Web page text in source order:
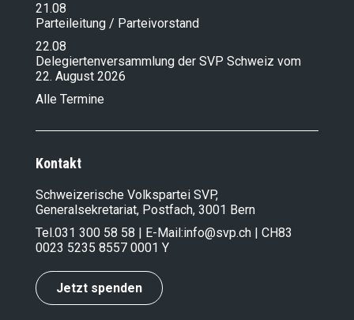
sowie im Bereich der Ein-, Durch- und
Ausfuhr von Tieren und Tierprodukten
Dringend notwendige Erhöhung der
landwirtschaftlichen
Produzentenpreise
Die anderen Parteien wollen das
preisgeben: Die konkreten Nachteile
des geplanten EU-
Unterwerfungsvertrags
Die anderen Parteien wollen das
Erfolgsmodell der Schweiz
für die Wirtschaft und Landwirtschaft
des geplanten EU-
21.08
Parteileitung / Parteivorstand
22.08
Delegiertenversammlung der SVP Schweiz vom
22. August 2026
Alle Termine
Kontakt
Schweizerische Volkspartei SVP,
Generalsekretariat, Postfach, 3001 Bern
Tel.031 300 58 58 | E-Mail:info@svp.ch | CH83
0023 5235 8557 0001 Y
Jetzt spenden